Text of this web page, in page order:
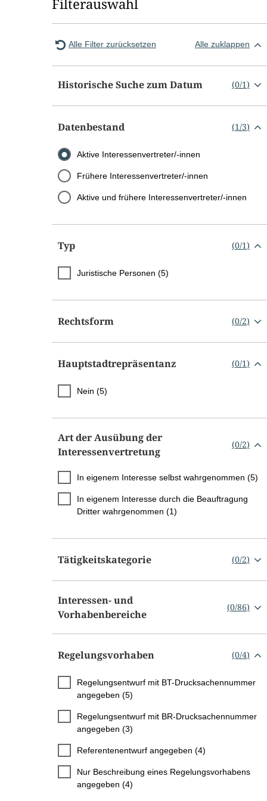
Filterauswahl
Alle Filter zurücksetzen Alle zuklappen
Historische Suche zum Datum (0/1)
Datenbestand (1/3)
Aktive Interessenvertreter/-innen
Frühere Interessenvertreter/-innen
Aktive und frühere Interessenvertreter/-innen
Typ (0/1)
Juristische Personen (5)
Rechtsform (0/2)
Hauptstadtrepräsentanz (0/1)
Nein (5)
Art der Ausübung der
Interessenvertretung
(0/2)
In eigenem Interesse selbst wahrgenommen (5)
In eigenem Interesse durch die Beauftragung
Dritter wahrgenommen (1)
Tätigkeitskategorie (0/2)
Interessen- und
Vorhabenbereiche
(0/86)
Regelungsvorhaben (0/4)
Regelungsentwurf mit BT-Drucksachennummer
angegeben (5)
Regelungsentwurf mit BR-Drucksachennummer
angegeben (3)
Referentenentwurf angegeben (4)
Nur Beschreibung eines Regelungsvorhabens
angegeben (4)